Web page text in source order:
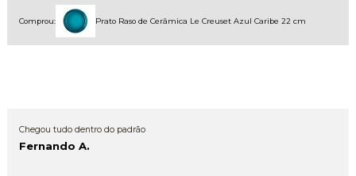
Comprou: Prato Raso de Cerâmica Le Creuset Azul Caribe 22 cm
Chegou tudo dentro do padrão
Fernando A.